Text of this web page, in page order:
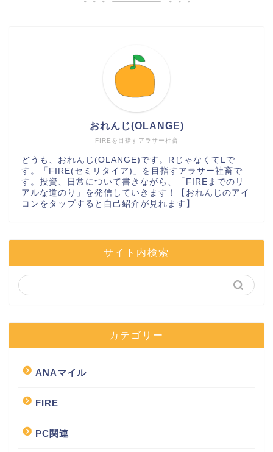
FIREを目指すアラサー社畜
おれんじ(OLANGE)
どうも、おれんじ(OLANGE)です。RじゃなくてLで
す。「FIRE(セミリタイア)」を目指すアラサー社畜で
す。投資、日常について書きながら、「FIREまでのリ
アルな道のり」を発信していきます！【おれんじのアイ
コンをタップすると自己紹介が見れます】
サイト内検索
カテゴリー
ANAマイル
FIRE
PC関連